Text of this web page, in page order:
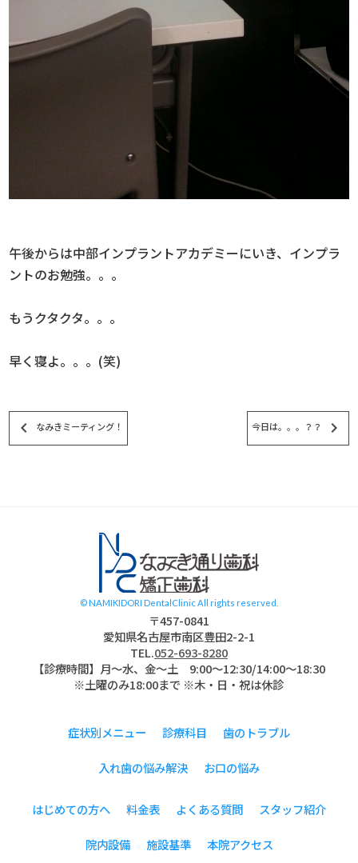
午後からは中部インプラントアカデミーにいき、インプラ
ントのお勉強。。。
もうクタクタ。。。
早く寝よ。。。(笑)
keyboard_arrow_left なみきミーティング！ 今日は。。。？？ keyboard_arrow_right
© NAMIKIDORI DentalClinic All rights reserved.
〒457-0841
愛知県名古屋市南区豊田2-2-1
TEL.052-693-8280
【診療時間】月〜水、金～土 9:00〜12:30/14:00～18:30
※土曜のみ18:00まで ※木・日・祝は休診
症状別メニュー 診療科目 歯のトラブル
入れ歯の悩み解決 お口の悩み
はじめての方へ 料金表 よくある質問 スタッフ紹介
院内設備 施設基準 本院アクセス